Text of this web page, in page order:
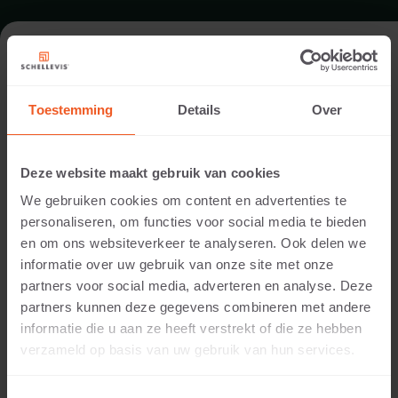
Toestemming Details Over
Deze website maakt gebruik van cookies
We gebruiken cookies om content en advertenties te
personaliseren, om functies voor social media te bieden
en om ons websiteverkeer te analyseren. Ook delen we
informatie over uw gebruik van onze site met onze
partners voor social media, adverteren en analyse. Deze
partners kunnen deze gegevens combineren met andere
informatie die u aan ze heeft verstrekt of die ze hebben
verzameld op basis van uw gebruik van hun services.
GARTEN IN ARNHEM
Ausführung:
Standort:
Arnhem
Anwendung:
Garten
Fotografie:
Cees Rijnen
Produkte:
Grossformatplatte 100x100x5 Taupe